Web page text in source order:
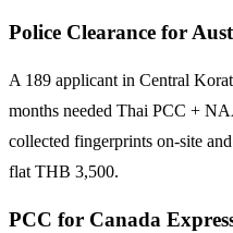
Police Clearance for
A 189 applicant in Central
months needed Thai PCC +
collected fingerprints on-site
flat THB 3,500.
PCC for Canada